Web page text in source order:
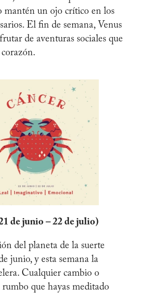
mantén un ojo crítico en los
El fin de semana, Venus
de aventuras sociales que
de junio – 22 de julio)
del planeta de la suerte
junio, y esta semana la
Cualquier cambio o
que hayas meditado